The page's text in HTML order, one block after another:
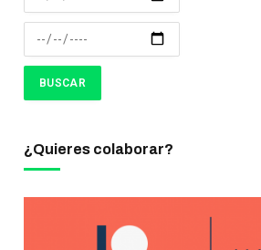
¿Quieres colaborar?